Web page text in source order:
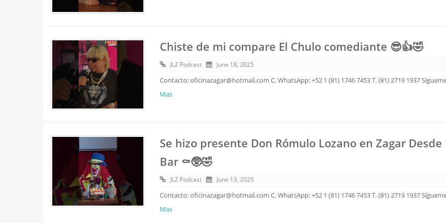
Chiste de mi compare El Chulo comediante 😎👍🤣
JLZ Podcast June 18, 2025
Contacto: oficinazagar@hotmail.com C. WhatsApp: +52 1 (81) 1746 7453 T. (81) 2719 1937
Mas
Se hizo presente Don Rómulo Lozano en Zagar Desde
Bar ⚰️🥸🤣
JLZ Podcast June 13, 2025
Contacto: oficinazagar@hotmail.com C. WhatsApp: +52 1 (81) 1746 7453 T. (81) 2719 1937
Mas